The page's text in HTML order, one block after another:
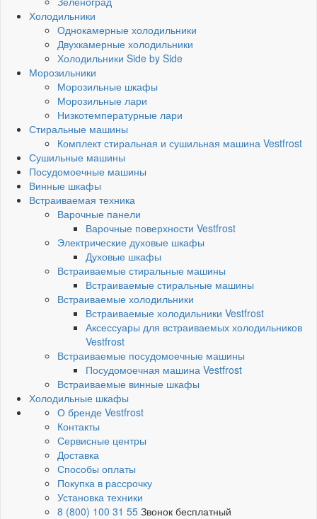
Холодильники
Однокамерные холодильники
Двухкамерные холодильники
Холодильники Side by Side
Морозильники
Морозильные шкафы
Морозильные лари
Низкотемпературные лари
Стиральные машины
Комплект стиральная и сушильная машина Vestfrost
Сушильные машины
Посудомоечные машины
Винные шкафы
Встраиваемая техника
Варочные панели
Варочные поверхности Vestfrost
Электрические духовые шкафы
Духовые шкафы
Встраиваемые стиральные машины
Встраиваемые стиральные машины
Встраиваемые холодильники
Встраиваемые холодильники Vestfrost
Аксессуары для встраиваемых холодильников
Vestfrost
Встраиваемые посудомоечные машины
Посудомоечная машина Vestfrost
Встраиваемые винные шкафы
Холодильные шкафы
О бренде Vestfrost
Контакты
Сервисные центры
Доставка
Способы оплаты
Покупка в рассрочку
Установка техники
8 (800) 100 31 55 Звонок бесплатный